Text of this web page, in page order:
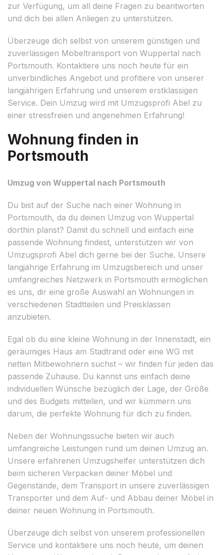
zur Verfügung, um all deine Fragen zu beantworten
und dich bei allen Anliegen zu unterstützen.
Überzeuge dich selbst von unserem günstigen und
zuverlässigen Möbeltransport von Wuppertal nach
Portsmouth. Kontaktiere uns noch heute für ein
unverbindliches Angebot und profitiere von unserer
langjährigen Erfahrung und unserem erstklassigen
Service. Dein Umzug wird mit Umzugsprofi Abel zu
einer stressfreien und angenehmen Erfahrung!
Wohnung finden in
Portsmouth
Umzug von Wuppertal nach Portsmouth
Du bist auf der Suche nach einer Wohnung in
Portsmouth, da du deinen Umzug von Wuppertal
dorthin planst? Damit du schnell und einfach eine
passende Wohnung findest, unterstützen wir von
Umzugsprofi Abel dich gerne bei der Suche. Unsere
langjährige Erfahrung im Umzugsbereich und unser
umfangreiches Netzwerk in Portsmouth ermöglichen
es uns, dir eine große Auswahl an Wohnungen in
verschiedenen Stadtteilen und Preisklassen
anzubieten.
Egal ob du eine kleine Wohnung in der Innenstadt, ein
geräumiges Haus am Stadtrand oder eine WG mit
netten Mitbewohnern suchst – wir finden für jeden das
passende Zuhause. Du kannst uns einfach deine
individuellen Wünsche bezüglich der Lage, der Größe
und des Budgets mitteilen, und wir kümmern uns
darum, die perfekte Wohnung für dich zu finden.
Neben der Wohnungssuche bieten wir auch
umfangreiche Leistungen rund um deinen Umzug an.
Unsere erfahrenen Umzugshelfer unterstützen dich
beim sicheren Verpacken deiner Möbel und
Gegenstände, dem Transport in unsere zuverlässigen
Transporter und dem Auf- und Abbau deiner Möbel in
deiner neuen Wohnung in Portsmouth.
Überzeuge dich selbst von unserem professionellen
Service und kontaktiere uns noch heute, um deinen